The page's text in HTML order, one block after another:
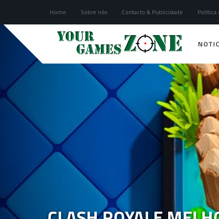
Home Sobre nós Contacto & Publicidade Politica